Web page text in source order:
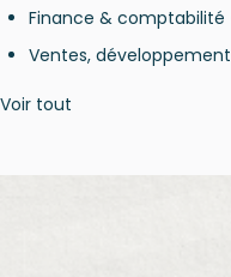
Finance & comptabilité
Ventes,
Voir tout